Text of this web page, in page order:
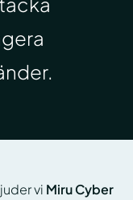
vi Miru Cyber